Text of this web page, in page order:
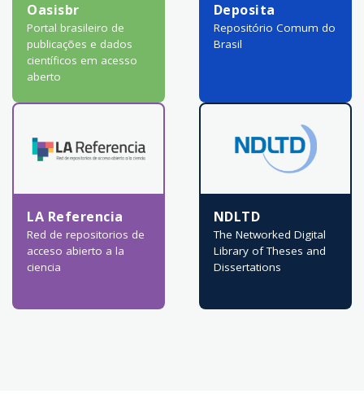
Oasisbr
Portal brasileiro de
publicações e dados
científicos em acesso
aberto
Deposita
Repositório Comum do
Brasil
LA Referencia
Red de repositorios de
acceso abierto a la
ciencia
NDLTD
The Networked Digital
Library of Theses and
Dissertations